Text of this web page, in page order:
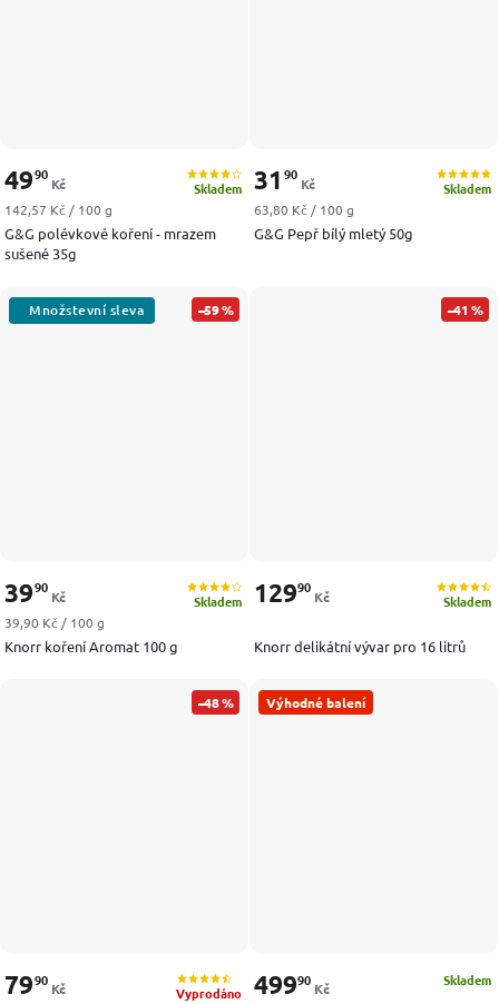
G&G polévkové koření - mrazem
sušené 35g
Skladem
4990
Kč
Měrná cena:
142,57 Kč / 100 g
G&G Pepř bílý mletý 50g
Skladem
31 90
Kč
Měrná cena:
63,80 Kč / 100 g
–59 %
Knorr koření Aromat 100 g
Skladem
3990
Kč
Měrná cena:
39,90 Kč / 100 g
–41 %
Knorr delikátní vývar pro 16 litrů
Skladem
12990
Kč
–48 %
Vyprodáno
7990
Kč
Výhodné balení
Skladem
49990
Kč